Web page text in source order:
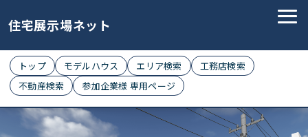
住宅展示場ネット
トップ モデルハウス エリア検索
工務店検索
不動産検索
参加企業様 専用ページ